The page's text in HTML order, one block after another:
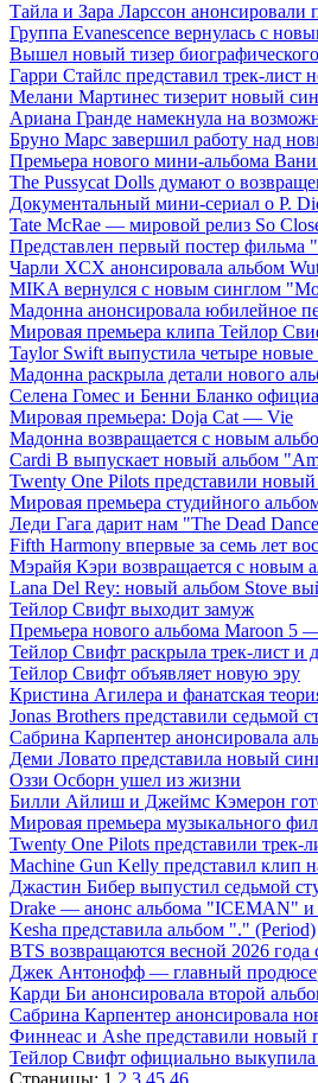
Тайла и Зара Ларссон
Группа Evanescence вернулась с
Вышел новый тизер
Гарри Стайлс представил трек-лист
Мелани Мартинес тизерит новый
Ариана Гранде намекнула на
Бруно Марс завершил работу над
Премьера нового мини-альбома
The Pussycat Dolls думают о
Документальный мини-сериал о P.
Tate McRae — мировой релиз So
Представлен первый постер
Чарли XCX анонсировала альбом
MIKA вернулся с новым синглом
Мадонна анонсировала юбилейное
Мировая премьера клипа Тейлор
Taylor Swift выпустила четыре
Мадонна раскрыла детали нового
Селена Гомес и Бенни Бланко
Мировая премьера: Doja Cat — Vie
Мадонна возвращается с новым
Cardi B выпускает новый альбом
Twenty One Pilots представили
Мировая премьера студийного
Леди Гага дарит нам "The Dead
Fifth Harmony впервые за семь лет
Мэрайя Кэри возвращается с новым
Lana Del Rey: новый альбом Stove
Тейлор Свифт выходит замуж
Премьера нового альбома Maroon 5
Тейлор Свифт раскрыла трек-лист и
Тейлор Свифт объявляет новую эру
Кристина Агилера и фанатская
Jonas Brothers представили
Сабрина Карпентер анонсировала
Деми Ловато представила новый
Оззи Осборн ушел из жизни
Билли Айлиш и Джеймс Кэмерон
Мировая премьера музыкального
Twenty One Pilots представили трек-
Machine Gun Kelly представил клип
Джастин Бибер выпустил седьмой
Drake — анонс альбома "ICEMAN" и
Kesha представила альбом "." (Period)
BTS возвращаются весной 2026
Джек Антонофф — главный
Карди Би анонсировала второй
Сабрина Карпентер анонсировала
Финнеас и Ashe представили новый
Тейлор Свифт официально выкупила
Страницы: 1 2 3 45 46